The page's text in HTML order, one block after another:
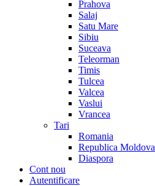
Prahova
Salaj
Satu Mare
Sibiu
Suceava
Teleorman
Timis
Tulcea
Valcea
Vaslui
Vrancea
Tari
Romania
Republica Moldova
Diaspora
Cont nou
Autentificare